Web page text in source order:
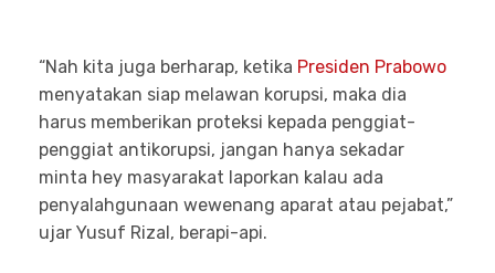
“Nah kita juga berharap, ketika Presiden Prabowo
menyatakan siap melawan korupsi, maka dia
harus memberikan proteksi kepada penggiat-
penggiat antikorupsi, jangan hanya sekadar
minta hey masyarakat laporkan kalau ada
penyalahgunaan wewenang aparat atau pejabat,”
ujar Yusuf Rizal, berapi-api.